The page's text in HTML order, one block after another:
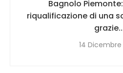
Bagnolo
riqualificazione di una
14 Dicembre